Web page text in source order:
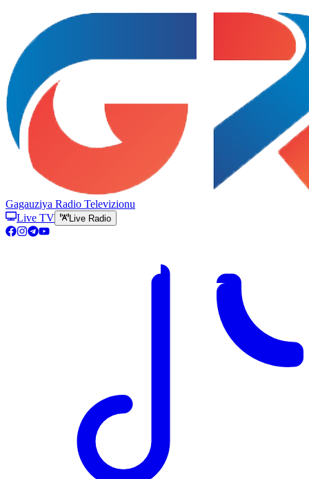
Gagauziya Radio Televizionu
Live TV
Live Radio